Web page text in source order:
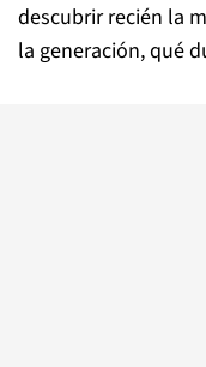
descubrir recién la
la generación, qué